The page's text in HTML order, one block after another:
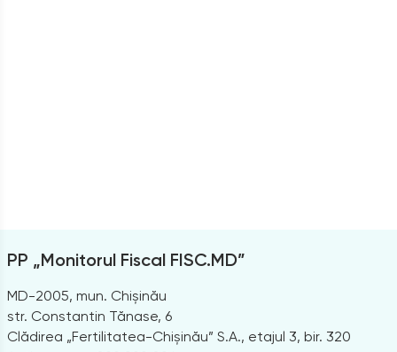
PP „Monitorul Fiscal FISC.MD”
MD-2005, mun. Chișinău
str. Constantin Tănase, 6
Clădirea „Fertilitatea-Chișinău” S.A., etajul 3, bir. 320